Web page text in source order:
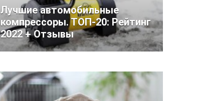
Лучшие автомобильные
компрессоры. ТОП-20: Рейтинг
2022 + Отзывы